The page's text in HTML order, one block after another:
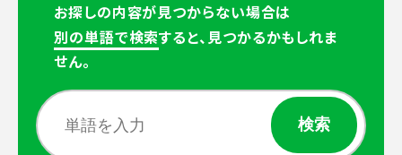
お探しの内容が見つからない場合は
別の単語で検索すると、見つかるかもしれま
せん。